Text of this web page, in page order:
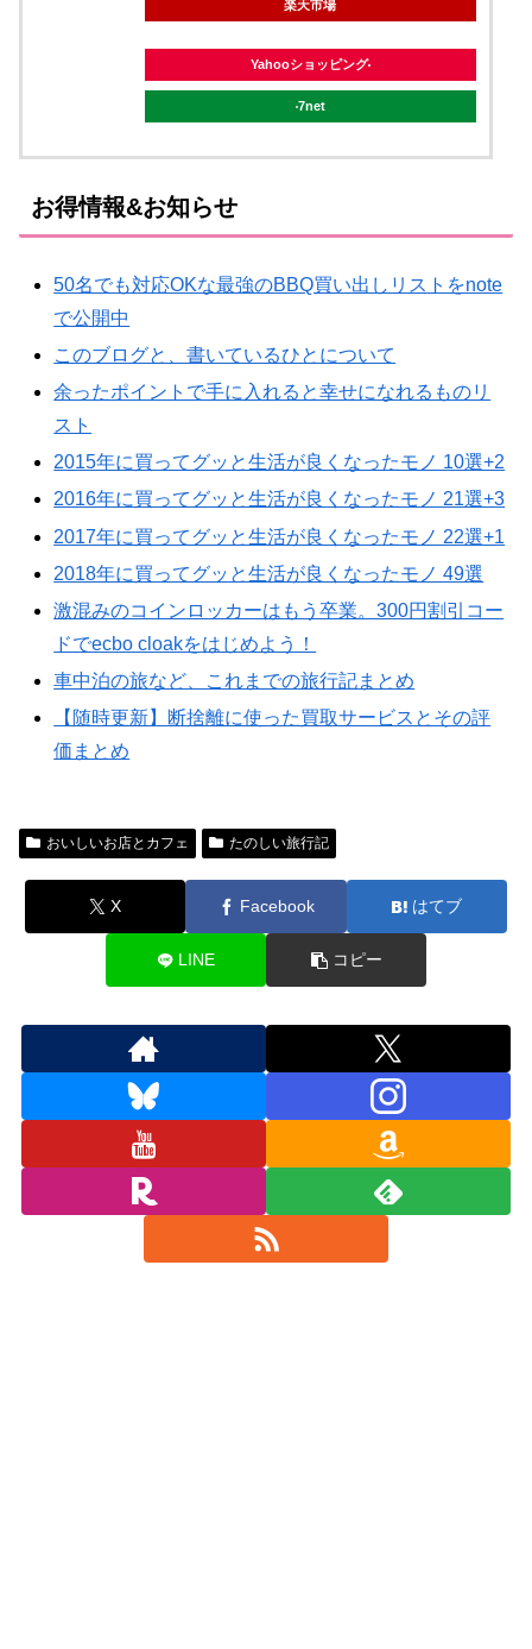
楽天市場
Yahooショッピング
7net
お得情報&お知らせ
50名でも対応OKな最強のBBQ買い出しリストをnote
で公開中
このブログと、書いているひとについて
余ったポイントで手に入れると幸せになれるものリ
スト
2015年に買ってグッと生活が良くなったモノ 10選+2
2016年に買ってグッと生活が良くなったモノ 21選+3
2017年に買ってグッと生活が良くなったモノ 22選+1
2018年に買ってグッと生活が良くなったモノ 49選
激混みのコインロッカーはもう卒業。300円割引コー
ドでecbo cloakをはじめよう！
車中泊の旅など、これまでの旅行記まとめ
【随時更新】断捨離に使った買取サービスとその評
価まとめ
おいしいお店とカフェ たのしい旅行記
X Facebook はてブ
LINE コピー